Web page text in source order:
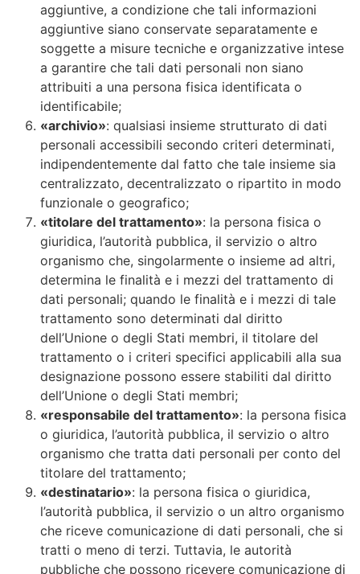
aggiuntive, a condizione che tali informazioni
aggiuntive siano conservate separatamente e
soggette a misure tecniche e organizzative intese
a garantire che tali dati personali non siano
attribuiti a una persona fisica identificata o
identificabile;
«archivio»: qualsiasi insieme strutturato di dati
personali accessibili secondo criteri determinati,
indipendentemente dal fatto che tale insieme sia
centralizzato, decentralizzato o ripartito in modo
funzionale o geografico;
«titolare del trattamento»: la persona fisica o
giuridica, l’autorità pubblica, il servizio o altro
organismo che, singolarmente o insieme ad altri,
determina le finalità e i mezzi del trattamento di
dati personali; quando le finalità e i mezzi di tale
trattamento sono determinati dal diritto
dell’Unione o degli Stati membri, il titolare del
trattamento o i criteri specifici applicabili alla sua
designazione possono essere stabiliti dal diritto
dell’Unione o degli Stati membri;
«responsabile del trattamento»: la persona fisica
o giuridica, l’autorità pubblica, il servizio o altro
organismo che tratta dati personali per conto del
titolare del trattamento;
«destinatario»: la persona fisica o giuridica,
l’autorità pubblica, il servizio o un altro organismo
che riceve comunicazione di dati personali, che si
tratti o meno di terzi. Tuttavia, le autorità
pubbliche che possono ricevere comunicazione di